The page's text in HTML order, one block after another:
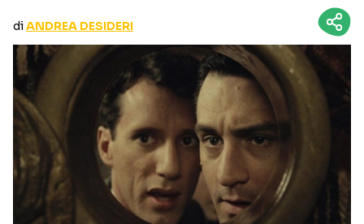
Seguici sui social
diANDREA DESIDERI